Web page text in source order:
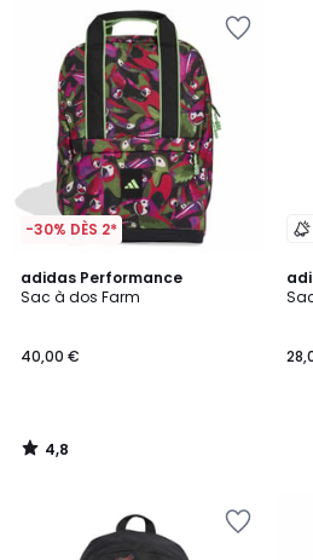
-30% DÈS 2*
adidas Performance
Sac à dos Farm
40,00 €
4,8
/ 5
4,8
/